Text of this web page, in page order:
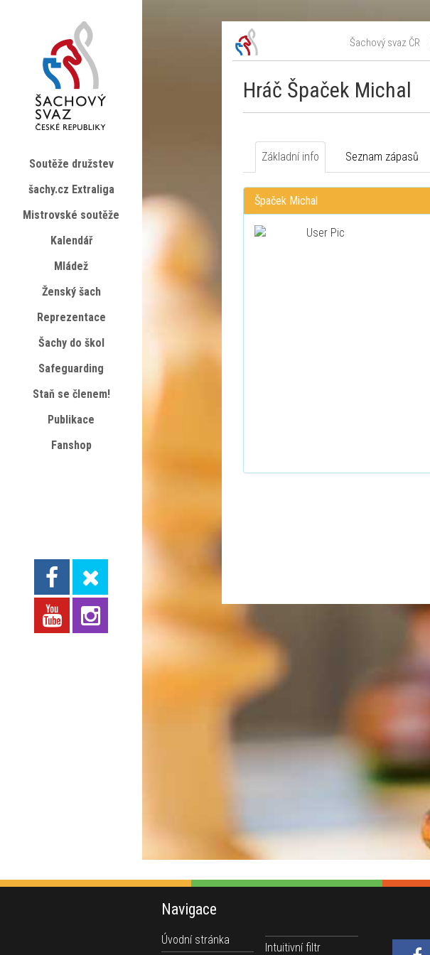
Šachový svaz ČR
Hráč Špaček Michal
Základní info Seznam zápasů
Špaček Michal
Soutěže družstev
šachy.cz Extraliga
Mistrovské soutěže
Kalendář
Mládež
Ženský šach
Reprezentace
Šachy do škol
Safeguarding
Staň se členem!
Publikace
Fanshop
Navigace
Úvodní stránka
Intuitivní filtr